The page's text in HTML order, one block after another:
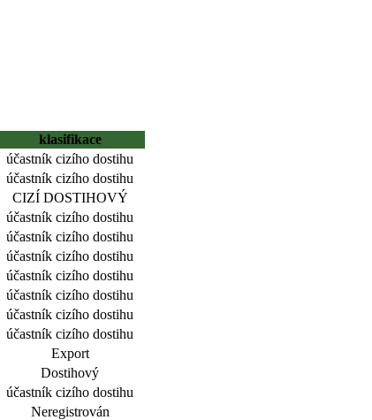
klasifikace
účastník cizího dostihu
účastník cizího dostihu
CIZÍ DOSTIHOVÝ
účastník cizího dostihu
účastník cizího dostihu
účastník cizího dostihu
účastník cizího dostihu
účastník cizího dostihu
účastník cizího dostihu
účastník cizího dostihu
Export
Dostihový
účastník cizího dostihu
Neregistrován